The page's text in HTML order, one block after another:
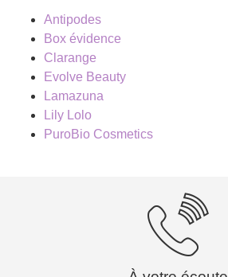
Antipodes
Box évidence
Clarange
Evolve Beauty
Lamazuna
Lily Lolo
PuroBio Cosmetics